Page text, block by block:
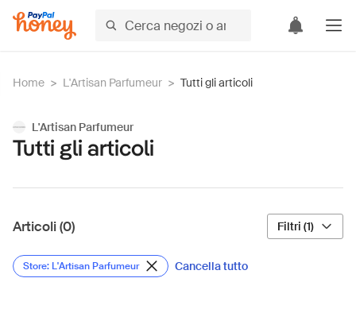
Home > L'Artisan Parfumeur > Tutti gli articoli
L'Artisan Parfumeur
Tutti gli articoli
Articoli (0) Filtri (1)
Store: L'Artisan Parfumeur Cancella tutto